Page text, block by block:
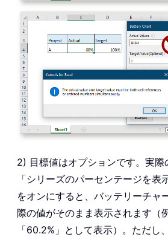
2) 目標値はオプションです。実際
「シリーズのパーセンテージを表
をオンにすると、バッテリーチャ
際の値がそのまま表示されます（
「60.2%」として表示）。ただし